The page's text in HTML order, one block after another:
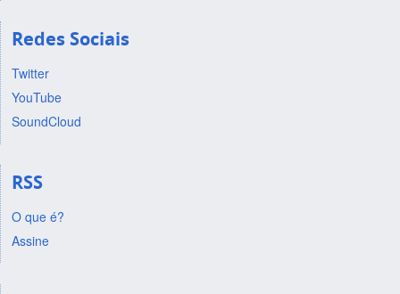
Redes Sociais
Twitter
YouTube
SoundCloud
RSS
O que é?
Assine